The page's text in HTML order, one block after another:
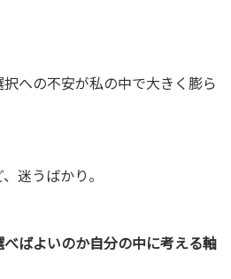
への不安が私の中で大きく膨ら
迷うばかり。
ばよいのか自分の中に考える軸